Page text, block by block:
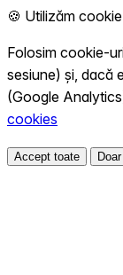
🍪 Utilizăm
Folosim cookie-
sesiune) și, dacă
(Google
cookies
Accept toate